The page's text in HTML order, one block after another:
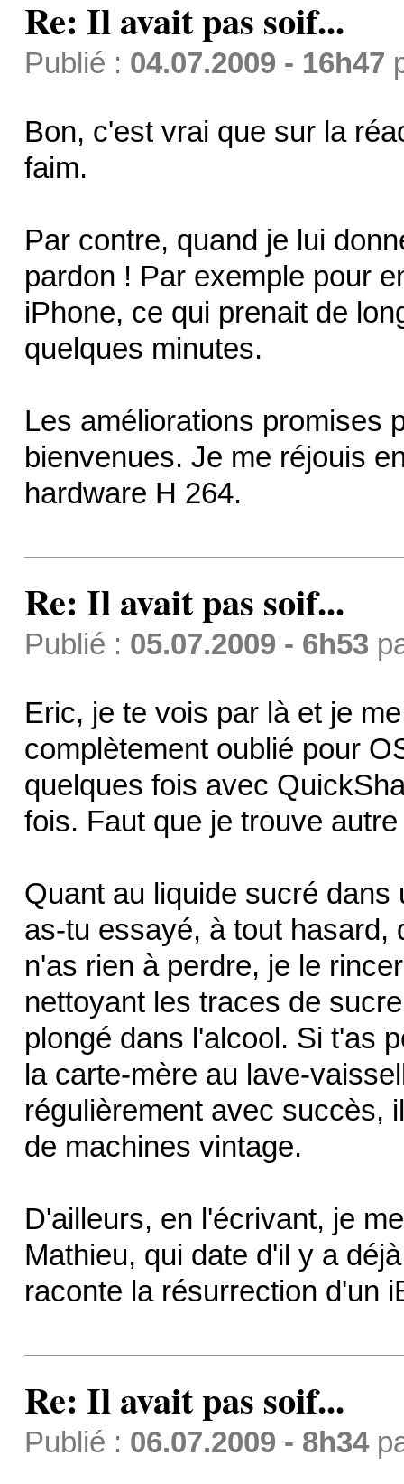
Re: Il avait pas soif...
Publié : 04.07.2009 - 16h47
Bon, c'est vrai que sur la
faim.
Par contre, quand je lui
pardon ! Par exemple pour
iPhone, ce qui prenait de
quelques minutes.
Les améliorations promises
bienvenues. Je me réjouis
hardware H 264.
Re: Il avait pas soif...
Publié : 05.07.2009 - 6h53
Eric, je te vois par là et je
complètement oublié pour
quelques fois avec
fois. Faut que je trouve
Quant au liquide sucré
as-tu essayé, à tout hasard,
n'as rien à perdre, je le
nettoyant les traces de
plongé dans l'alcool. Si t'as
la carte-mère au lave-
régulièrement avec succès,
de machines vintage.
D'ailleurs, en l'écrivant, je
Mathieu, qui date d'il y a
raconte la résurrection d'un
Re: Il avait pas soif...
Publié : 06.07.2009 - 8h34